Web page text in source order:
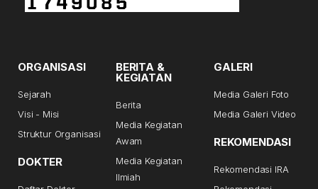
ORGANISASI
Sejarah
Visi - Misi
Struktur Organisasi
DOKTER
BERITA &
KEGIATAN
Berita
Media Kegiatan
Awam
Media Kegiatan
Ilmiah
GALERI
Media Galeri Foto
Media Galeri Video
REKOMENDASI
Rekomendasi IRA